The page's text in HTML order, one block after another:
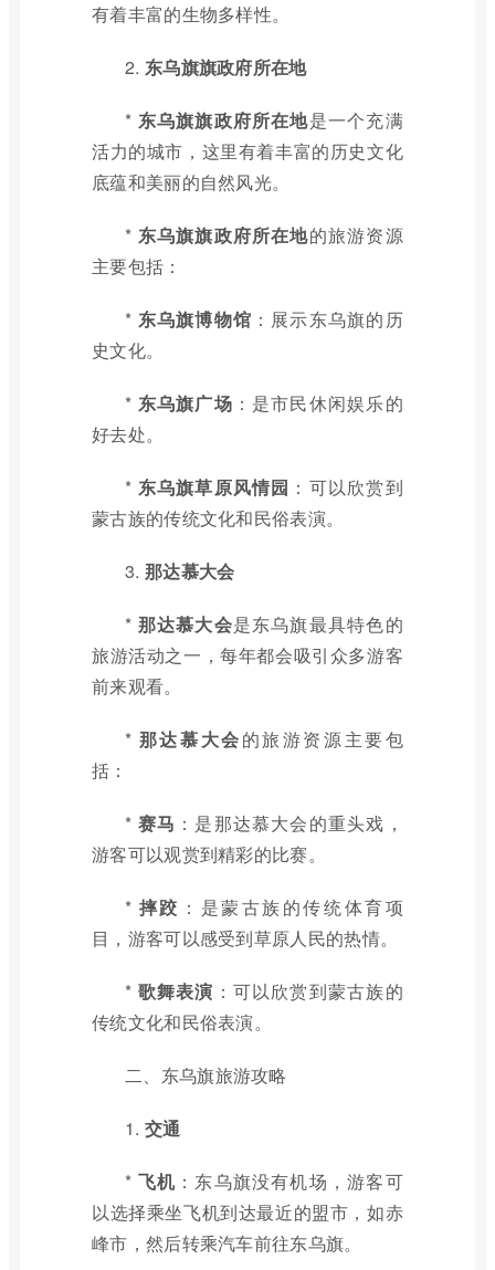
有着丰富的生物多样性。
2. 东乌旗旗政府所在地
* 东乌旗旗政府所在地是一个充满
活力的城市，这里有着丰富的历史文化
底蕴和美丽的自然风光。
* 东乌旗旗政府所在地的旅游资源
主要包括：
* 东乌旗博物馆 ：展示东乌旗的历
史文化。
* 东乌旗广场 ：是市民休闲娱乐的
好去处。
* 东乌旗草原风情园 ：可以欣赏到
蒙古族的传统文化和民俗表演。
3. 那达慕大会
* 那达慕大会是东乌旗最具特色的
旅游活动之一，每年都会吸引众多游客
前来观看。
* 那达慕大会的旅游资源主要包
括：
* 赛马 ：是那达慕大会的重头戏，
游客可以观赏到精彩的比赛。
* 摔跤 ：是蒙古族的传统体育项
目，游客可以感受到草原人民的热情。
* 歌舞表演 ：可以欣赏到蒙古族的
传统文化和民俗表演。
二、东乌旗旅游攻略
1. 交通
* 飞机 ：东乌旗没有机场，游客可
以选择乘坐飞机到达最近的盟市，如赤
峰市，然后转乘汽车前往东乌旗。